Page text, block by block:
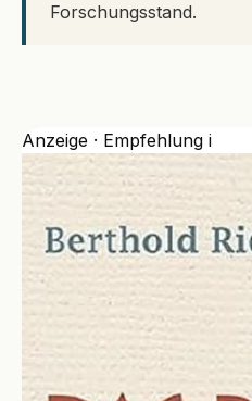
Forschungsstand.
Anzeige · Empfehlung i